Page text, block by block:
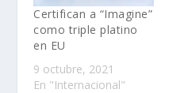
Certifican a “Imagine”
como triple platino
en EU
9 octubre, 2021
En "Internacional"